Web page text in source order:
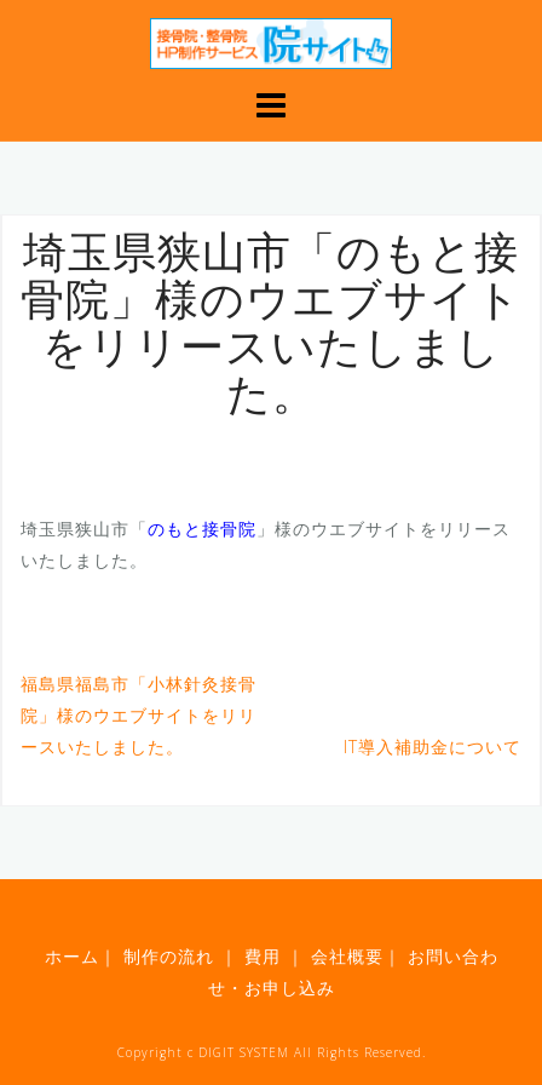
ツ
埼玉県狭山市「のもと接
骨院」様のウエブサイト
をリリースいたしまし
た。
埼玉県狭山市「のもと接骨院 」様のウエブサイトをリリース
いたしました。
福島県福島市「小林針灸接骨
院」様のウエブサイトをリリ
ースいたしました。
IT導入補助金について
ホーム ｜ 制作の流れ ｜ 費用 ｜ 会社概要 ｜
お問い合わ
せ・お申し込み
Copyright c DIGIT SYSTEM All Rights Reserved.